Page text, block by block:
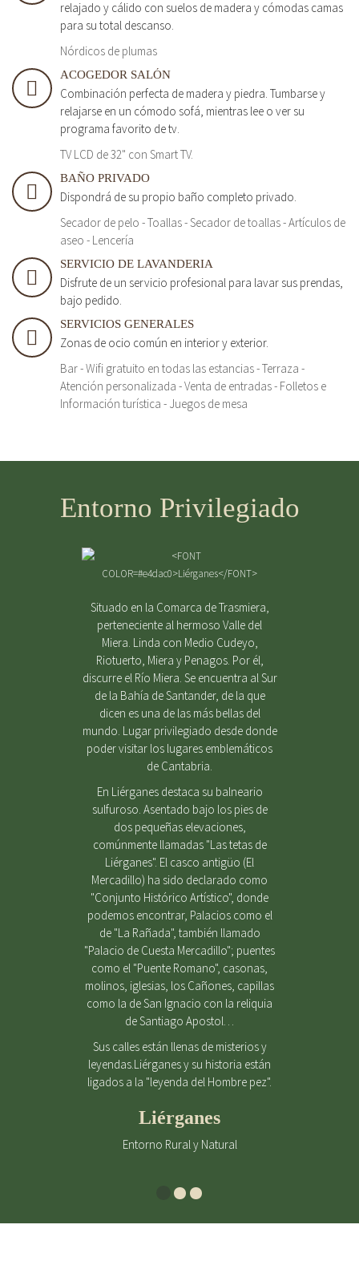
relajado y cálido con suelos de madera y cómodas camas
para su total descanso.
Nórdicos de plumas
ACOGEDOR SALÓN
Combinación perfecta de madera y piedra. Tumbarse y
relajarse en un cómodo sofá, mientras lee o ver su
programa favorito de tv.
TV LCD de 32" con Smart TV.
BAÑO PRIVADO
Dispondrá de su propio baño completo privado.
Secador de pelo - Toallas - Secador de toallas - Artículos de
aseo - Lencería
SERVICIO DE LAVANDERIA
Disfrute de un servicio profesional para lavar sus prendas,
bajo pedido.
SERVICIOS GENERALES
Zonas de ocio común en interior y exterior.
Bar - Wifi gratuito en todas las estancias - Terraza -
Atención personalizada - Venta de entradas - Folletos e
Información turística - Juegos de mesa
Entorno Privilegiado
Situado en la Comarca de Trasmiera,
perteneciente al hermoso Valle del
Miera. Linda con Medio Cudeyo,
Riotuerto, Miera y Penagos. Por él,
discurre el Río Miera. Se encuentra al Sur
de la Bahía de Santander, de la que
dicen es una de las más bellas del
mundo. Lugar privilegiado desde donde
poder visitar los lugares emblemáticos
de Cantabria.
En Liérganes destaca su balneario
sulfuroso. Asentado bajo los pies de
dos pequeñas elevaciones,
comúnmente llamadas "Las tetas de
Liérganes". El casco antigüo (El
Mercadillo) ha sido declarado como
"Conjunto Histórico Artístico", donde
podemos encontrar, Palacios como el
de "La Rañada", también llamado
"Palacio de Cuesta Mercadillo"; puentes
como el "Puente Romano", casonas,
molinos, iglesias, los Cañones, capillas
como la de San Ignacio con la reliquia
de Santiago Apostol…
Sus calles están llenas de misterios y
leyendas.Liérganes y su historia están
ligados a la "leyenda del Hombre pez".
Liérganes
Entorno Rural y Natural